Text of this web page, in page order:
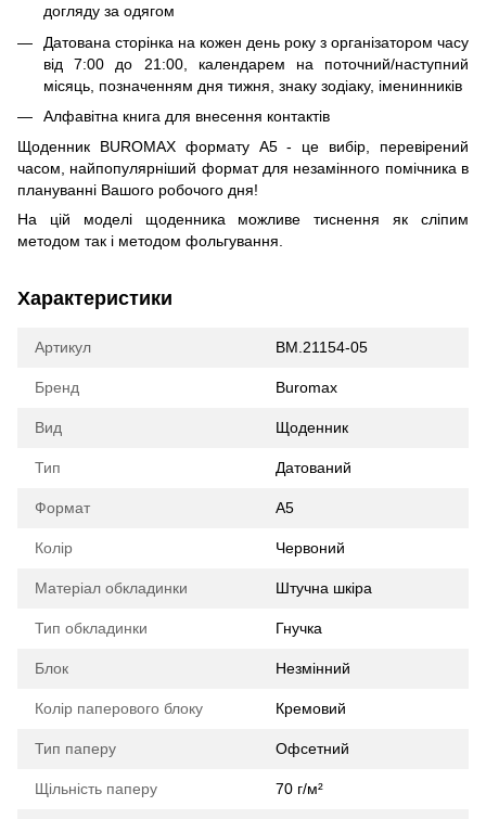
догляду за одягом
Датована сторінка на кожен день року з організатором часу
від 7:00 до 21:00, календарем на поточний/наступний
місяць, позначенням дня тижня, знаку зодіаку, іменинників
Алфавітна книга для внесення контактів
Щоденник BUROMAX формату А5 - це вибір, перевірений
часом, найпопулярніший формат для незамінного помічника в
плануванні Вашого робочого дня!
На цій моделі щоденника можливе тиснення як сліпим
методом так і методом фольгування.
Характеристики
Артикул BM.21154-05
Бренд Buromax
Вид Щоденник
Тип Датований
Формат А5
Колір Червоний
Матеріал обкладинки Штучна шкіра
Тип обкладинки Гнучка
Блок Незмінний
Колір паперового блоку Кремовий
Тип паперу Офсетний
Щільність паперу 70 г/м²